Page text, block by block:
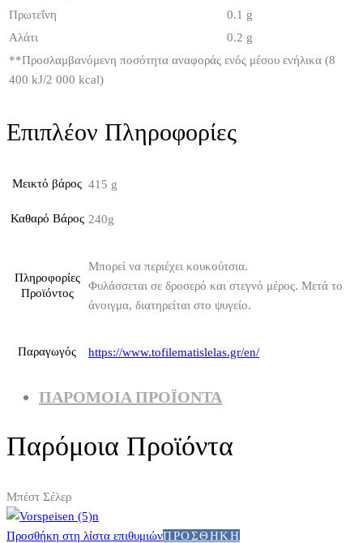
Πρωτεΐνη
0.1 g
Αλάτι
0.2 g
**Προσλαμβανόμενη ποσότητα αναφοράς ενός μέσου ενήλικα (8
400 kJ/2 000 kcal)
Επιπλέον Πληροφορίες
Μεικτό βάρος 415 g
Καθαρό Βάρος 240g
Πληροφορίες
Προϊόντος
Μπορεί να περιέχει κουκούτσια.
Φυλάσσεται σε δροσερό και στεγνό μέρος. Μετά το
άνοιγμα, διατηρείται στο ψυγείο.
Παραγωγός https://www.tofilematislelas.gr/en/
ΠΑΡΌΜΟΙΑ ΠΡΟΪΌΝΤΑ
Παρόμοια Προϊόντα
Μπέστ Σέλερ
Προσθήκη στη λίστα επιθυμιώνΠΡΟΣΘΉΚΗ